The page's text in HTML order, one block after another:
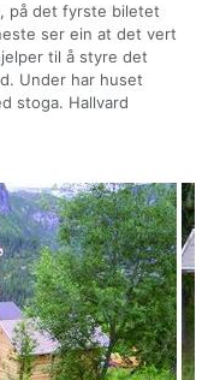
på det fyrste biletet
ser ein at det vert
til å styre det
Under har huset
stoga. Hallvard